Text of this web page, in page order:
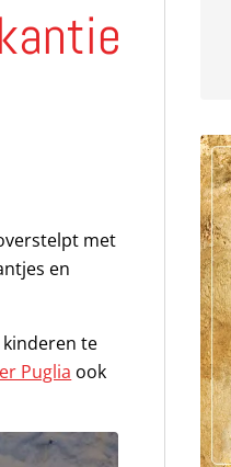
met
en
kinderen te
Puglia ook